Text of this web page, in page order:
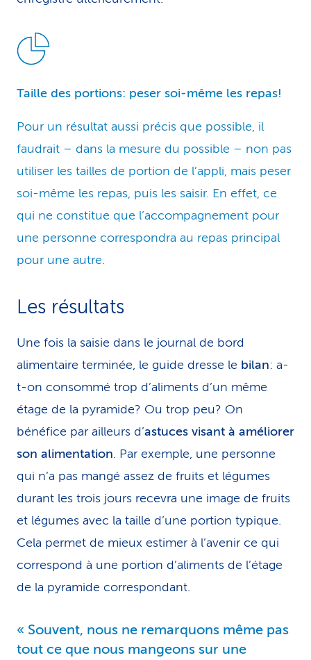
Taille des portions: peser soi-même les repas!
Pour un résultat aussi précis que possible, il
faudrait – dans la mesure du possible – non pas
utiliser les tailles de portion de l’appli, mais peser
soi-même les repas, puis les saisir. En effet, ce
qui ne constitue que l’accompagnement pour
une personne correspondra au repas principal
pour une autre.
Les résultats
Une fois la saisie dans le journal de bord
alimentaire terminée, le guide dresse le bilan: a-
t-on consommé trop d’aliments d’un même
étage de la pyramide? Ou trop peu? On
bénéfice par ailleurs d’astuces visant à améliorer
son alimentation. Par exemple, une personne
qui n’a pas mangé assez de fruits et légumes
durant les trois jours recevra une image de fruits
et légumes avec la taille d’une portion typique.
Cela permet de mieux estimer à l’avenir ce qui
correspond à une portion d’aliments de l’étage
de la pyramide correspondant.
Souvent, nous ne remarquons même pas
tout ce que nous mangeons sur une